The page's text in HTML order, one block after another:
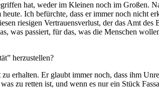
hat, weder im Kleinen noch im Großen.
Ich befürchte, dass er immer noch nicht
riesigen Vertrauensverlust, der das Amt
was passiert, für das, was die Menschen
herzustellen?
erhalten. Er glaubt immer noch, dass ihm
zu retten ist, und wenn es nur ein Stück